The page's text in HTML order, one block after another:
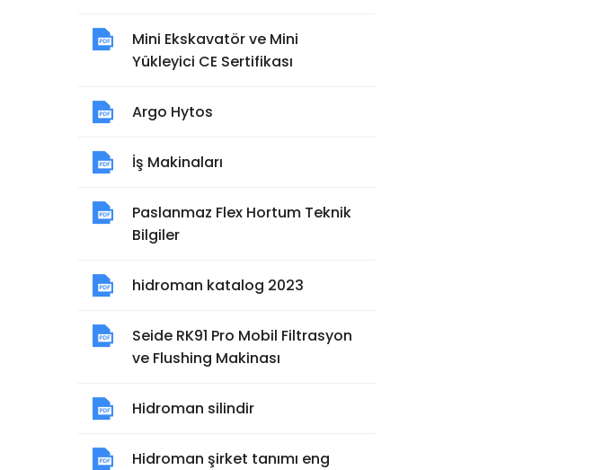
Mini Ekskavatör ve Mini
Yükleyici CE Sertifikası
Argo Hytos
İş Makinaları
Paslanmaz Flex Hortum Teknik
Bilgiler
hidroman katalog 2023
Seide RK91 Pro Mobil Filtrasyon
ve Flushing Makinası
Hidroman silindir
Hidroman şirket tanımı eng